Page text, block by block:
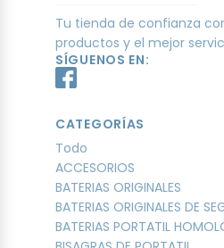
Tu tienda de confianza
productos y el mejor
SÍGUENOS EN:
CATEGORÍAS
Todo
ACCESORIOS
BATERIAS ORIGINALES
BATERIAS ORIGINALES DE
BATERIAS PORTATIL